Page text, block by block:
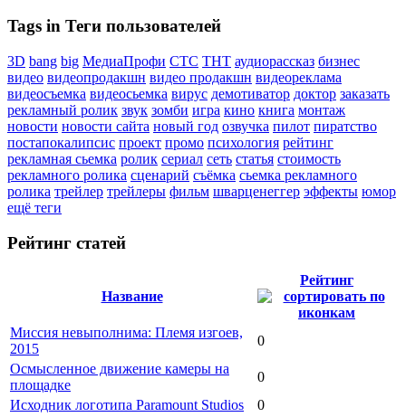
Tags in Теги пользователей
3D bang big МедиаПрофи СТС ТНТ аудиорассказ бизнес
видео видеопродакшн видео продакшн видеореклама
видеосъемка видеосьемка вирус демотиватор доктор заказать
рекламный ролик звук зомби игра кино книга монтаж
новости новости сайта новый год озвучка пилот пиратство
постапокалипсис проект промо психология рейтинг
рекламная сьемка ролик сериал сеть статья стоимость
рекламного ролика сценарий съёмка сьемка рекламного
ролика трейлер трейлеры фильм шварценеггер эффекты юмор
ещё теги
Рейтинг статей
Название
Рейтинг
Миссия невыполнима: Племя изгоев,
2015
0
Осмысленное движение камеры на
площадке
0
Исходник логотипа Paramount Studios
0